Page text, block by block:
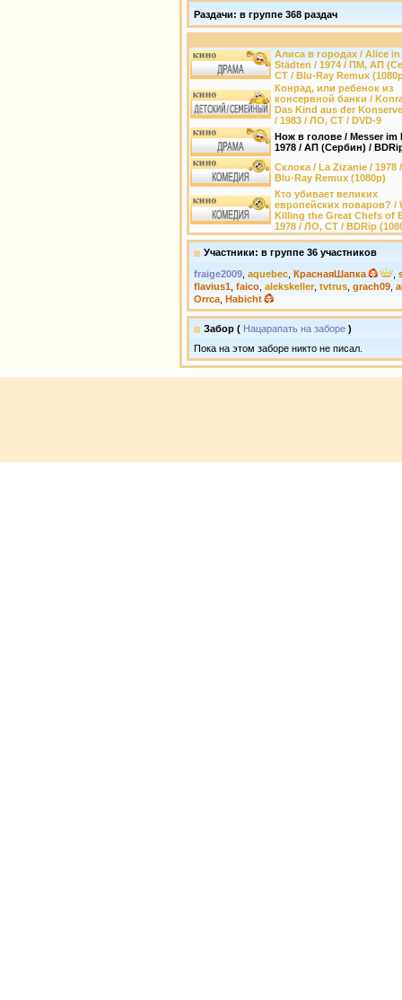
Раздачи: в группе 368 раздач
Алиса в городах / Alice in
Städten / 1974 / ПМ, АП
СТ / Blu-Ray Remux
Конрад, или ребенок из
консервной банки /
Das Kind aus der
/ 1983 / ЛО, СТ / DVD-9
Нож в голове / Messer im
1978 / АП (Сербин) /
Склока / La Zizanie / 1978
Blu-Ray Remux (1080p)
Кто убивает великих
европейских поваров? /
Killing the Great Chefs of
1978 / ЛО, СТ / BDRip
Участники: в группе 36 участников
fraige2009 aquebec КраснаяШапка
flavius1 faico alekskeller, tvtrus grach09
Orrca Habicht
Забор ( Нацарапать на заборе )
Пока на этом заборе никто не писал.